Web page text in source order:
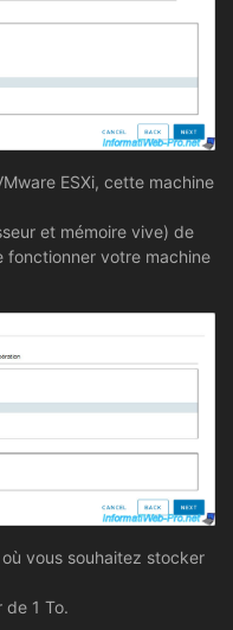
ESXi, cette machine
et mémoire vive) de
fonctionner votre machine
vous souhaitez stocker
de 1 To.